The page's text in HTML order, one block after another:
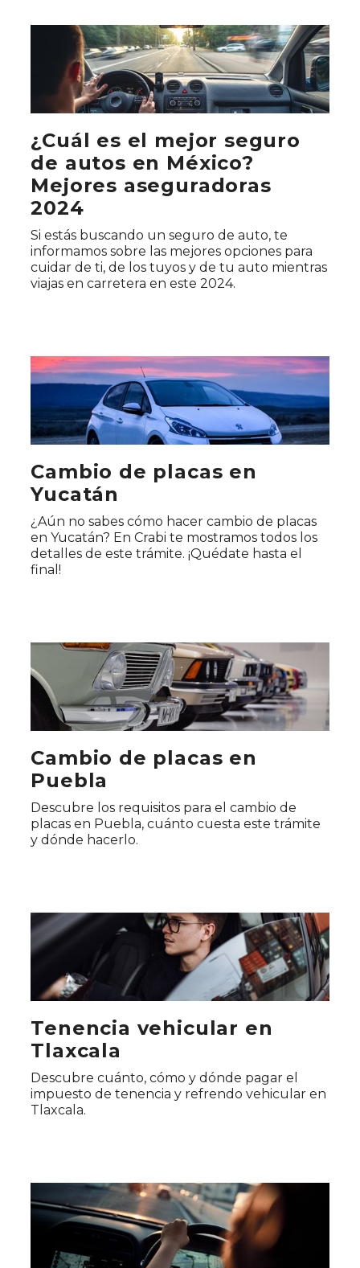
¿Cuál es el mejor seguro
de autos en México?
Mejores aseguradoras
2024
Si estás buscando un seguro de auto, te
informamos sobre las mejores opciones para
cuidar de ti, de los tuyos y de tu auto mientras
viajas en carretera en este 2024.
Cambio de placas en
Yucatán
¿Aún no sabes cómo hacer cambio de placas
en Yucatán? En Crabi te mostramos todos los
detalles de este trámite. ¡Quédate hasta el
final!
Cambio de placas en
Puebla
Descubre los requisitos para el cambio de
placas en Puebla, cuánto cuesta este trámite
y dónde hacerlo.
Tenencia vehicular en
Tlaxcala
Descubre cuánto, cómo y dónde pagar el
impuesto de tenencia y refrendo vehicular en
Tlaxcala.